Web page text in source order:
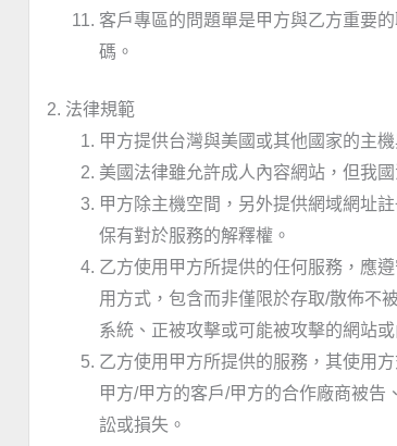
客戶專區的問題單是甲方與乙方重要
碼。
2. 法律規範
甲方提供台灣與美國或其他國家的主
美國法律雖允許成人內容網站，但我
甲方除主機空間，另外提供網域網址
保有對於服務的解釋權。
乙方使用甲方所提供的任何服務，應
用方式，包含而非僅限於存取/散佈不
系統、正被攻擊或可能被攻擊的網站
乙方使用甲方所提供的服務，其使用
甲方/甲方的客戶/甲方的合作廠商被
訟或損失。